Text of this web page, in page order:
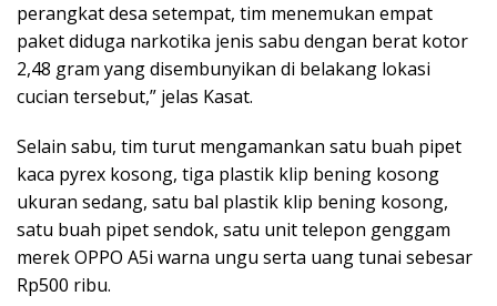
perangkat desa setempat, tim menemukan empat
paket diduga narkotika jenis sabu dengan berat kotor
2,48 gram yang disembunyikan di belakang lokasi
cucian tersebut,” jelas Kasat.
Selain sabu, tim turut mengamankan satu buah pipet
kaca pyrex kosong, tiga plastik klip bening kosong
ukuran sedang, satu bal plastik klip bening kosong,
satu buah pipet sendok, satu unit telepon genggam
merek OPPO A5i warna ungu serta uang tunai sebesar
Rp500 ribu.